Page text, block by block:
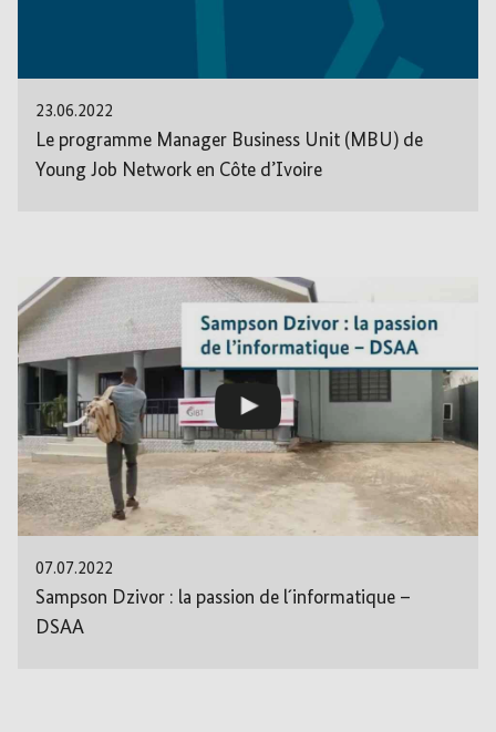
23.06.2022
Le programme Manager Business Unit (MBU) de
Young Job Network en Côte d’Ivoire
07.07.2022
Sampson Dzivor : la passion de l´informatique –
DSAA